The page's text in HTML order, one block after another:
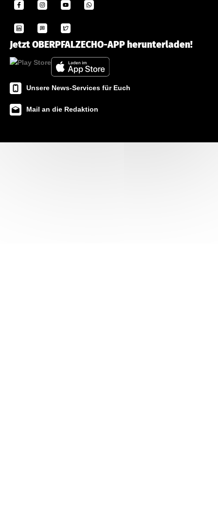
Jetzt OBERPFALZECHO-APP herunterladen!
Unsere News-Services für Euch
Mail an die Redaktion